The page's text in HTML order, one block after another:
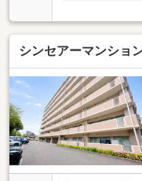
シンセアーマンショ